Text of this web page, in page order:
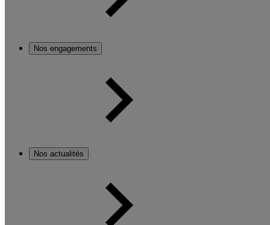
Nos engagements
Nos actualités